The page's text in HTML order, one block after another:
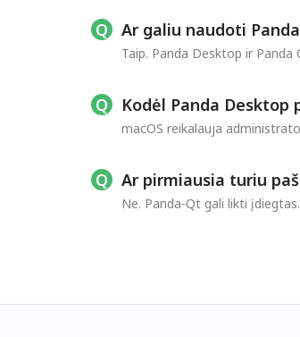
Ar galiu naudoti
Taip. Panda Desktop ir Panda
Kodėl Panda
macOS reikalauja
Ar pirmiausia turiu
Ne. Panda-Qt gali likti